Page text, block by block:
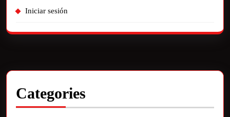
Iniciar sesión
Categories